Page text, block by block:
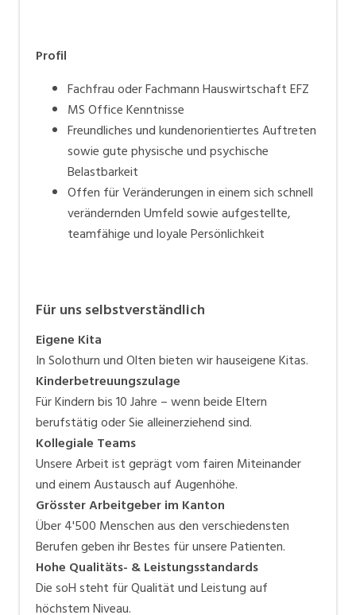
Profil
Fachfrau oder Fachmann Hauswirtschaft EFZ
MS Office Kenntnisse
Freundliches und kundenorientiertes Auftreten
sowie gute physische und psychische
Belastbarkeit
Offen für Veränderungen in einem sich schnell
verändernden Umfeld sowie aufgestellte,
teamfähige und loyale Persönlichkeit
Für uns selbstverständlich
Eigene Kita
In Solothurn und Olten bieten wir hauseigene Kitas.
Kinderbetreuungszulage
Für Kindern bis 10 Jahre – wenn beide Eltern
berufstätig oder Sie alleinerziehend sind.
Kollegiale Teams
Unsere Arbeit ist geprägt vom fairen Miteinander
und einem Austausch auf Augenhöhe.
Grösster Arbeitgeber im Kanton
Über 4'500 Menschen aus den verschiedensten
Berufen geben ihr Bestes für unsere Patienten.
Hohe Qualitäts- & Leistungsstandards
Die soH steht für Qualität und Leistung auf
höchstem Niveau.